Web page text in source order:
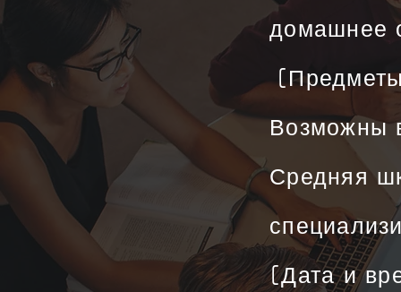
домашнее
Возможны
Средняя
[Дата и